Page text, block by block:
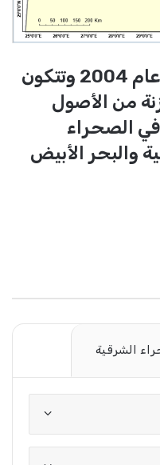
تعمل ثروة في مصر منذ عام 2004 وتتكون
من الأصول
الصحراء
والبحر الأبيض
الشرقية